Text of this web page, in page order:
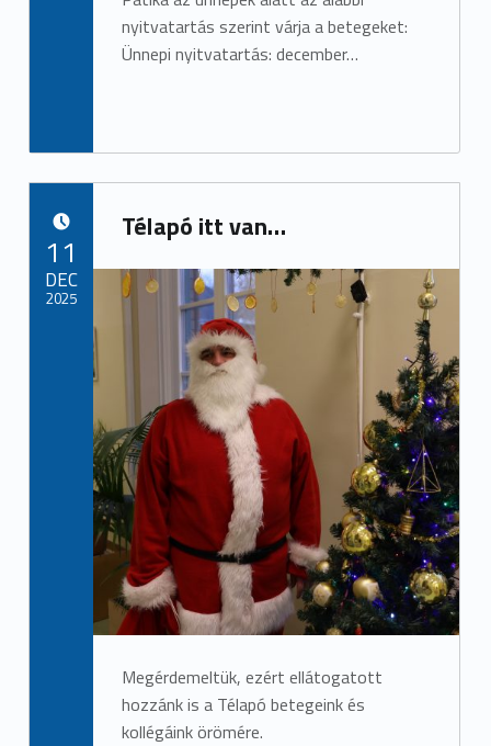
nyitvatartás szerint várja a betegeket:
Ünnepi nyitvatartás: december…
Télapó itt van…
Megérdemeltük, ezért ellátogatott
hozzánk is a Télapó betegeink és
kollégáink örömére.
11
DEC
2025